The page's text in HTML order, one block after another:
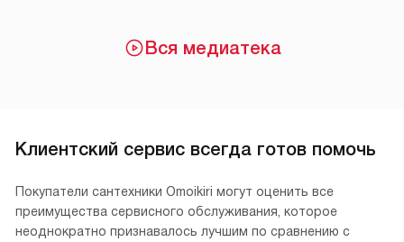
Вся медиатека
Клиентский сервис всегда готов помочь
Покупатели сантехники Omoikiri могут оценить все
преимущества сервисного обслуживания, которое
неоднократно признавалось лучшим по сравнению с